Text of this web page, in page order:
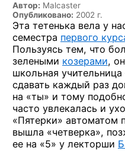
Автор: Malcaster
Опубликовано: 2002 г.
Эта тетенька вела у
семестра первого
Пользуясь тем, что
зелеными козерами,
школьная
сдавать каждый раз
на «ты» и тому
часто увлекалась и
«Пятерки» автоматом
вышла «четверка»,
ее на «5» у лекторши